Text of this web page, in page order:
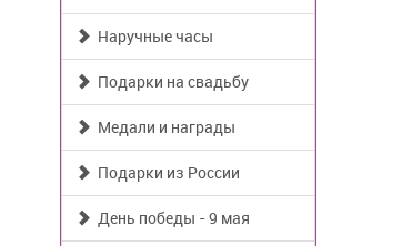
Наручные часы
Подарки на свадьбу
Медали и награды
Подарки из России
День победы - 9 мая